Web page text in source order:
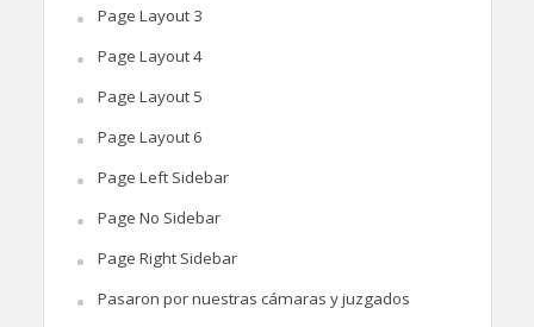
Page Layout 3
Page Layout 4
Page Layout 5
Page Layout 6
Page Left Sidebar
Page No Sidebar
Page Right Sidebar
Pasaron por nuestras cámaras y juzgados